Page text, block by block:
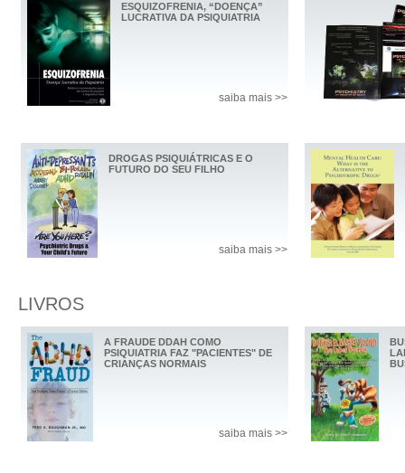
ESQUIZOFRENIA, “DOENÇA”
LUCRATIVA DA PSIQUIATRIA
saiba mais >>
DROGAS PSIQUIÁTRICAS E O
FUTURO DO SEU FILHO
saiba mais >>
LIVROS
A FRAUDE DDAH COMO
PSIQUIATRIA FAZ "PACIENTES" DE
CRIANÇAS NORMAIS
saiba mais >>